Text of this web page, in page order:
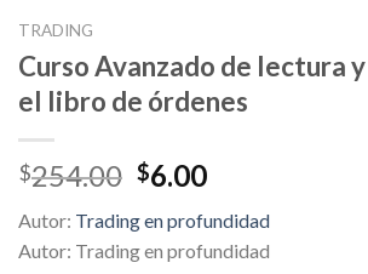
TRADING
Curso Avanzado de lectura
el libro de órdenes
$254.00 Original
was:
$254.00.
$6.00Current
is:
$6.00.
Autor: Trading en profundidad
Autor: Trading en profundidad